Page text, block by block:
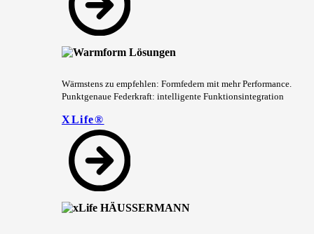
Wärmstens zu empfehlen: Formfedern mit mehr Performance.
Punktgenaue Federkraft: intelligente Funktionsintegration
XLife®